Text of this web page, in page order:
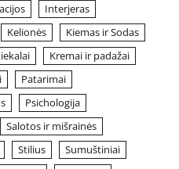
Interjeras
Kelionės
Kiemas ir Sodas
Kremai ir padažai
Patarimai
Psichologija
Salotos ir mišrainės
Stilius
Sumuštiniai